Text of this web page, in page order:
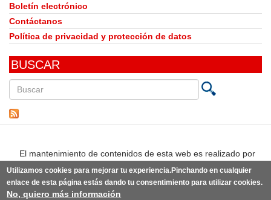
Boletín electrónico
Contáctanos
Política de privacidad y protección de datos
BUSCAR
en
El mantenimiento de contenidos de esta web es realizado por
Utilizamos cookies para mejorar tu experiencia.Pinchando en cualquier
enlace de esta página estás dando tu consentimiento para utilizar cookies.
No, quiero más información